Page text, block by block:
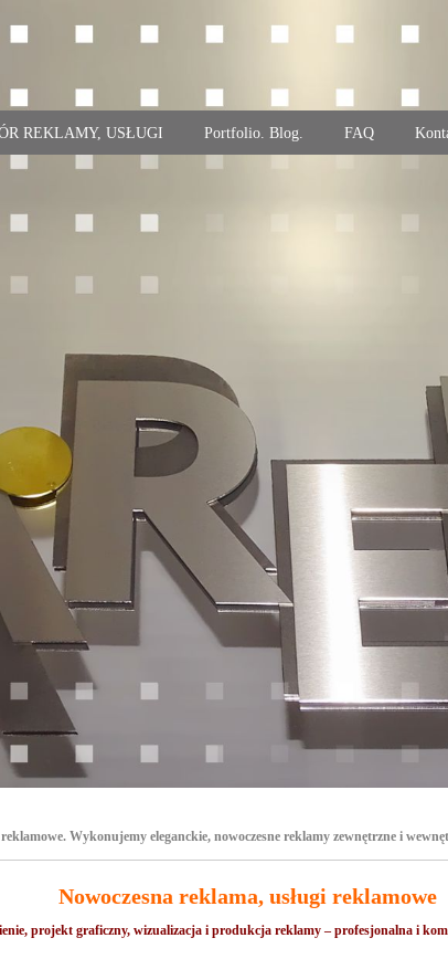
REKLAMY, USŁUGI Portfolio. Blog. FAQ
Wykonujemy eleganckie, nowoczesne reklamy zewnętrzne i
Nowoczesna reklama, usługi reklamowe
projekt graficzny, wizualizacja i produkcja reklamy – profesjonalna i